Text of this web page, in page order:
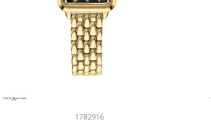
1782916